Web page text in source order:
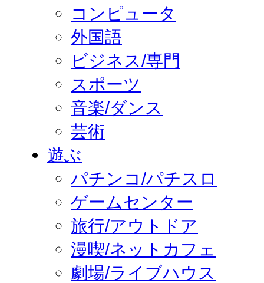
コンピュータ
外国語
ビジネス/専門
スポーツ
音楽/ダンス
芸術
遊ぶ
パチンコ/パチスロ
ゲームセンター
旅行/アウトドア
漫喫/ネットカフェ
劇場/ライブハウス